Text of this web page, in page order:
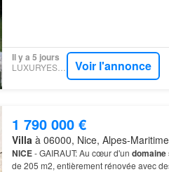
Il y a 5 jours
LUXURYESTATE Voir l'annonce
1 790 000 €
Villa à 06000, Nice, Alpes-
NICE- GAIRAUT: Au cœur d'un domaine
de 205 m2, entièrement rénovée avec